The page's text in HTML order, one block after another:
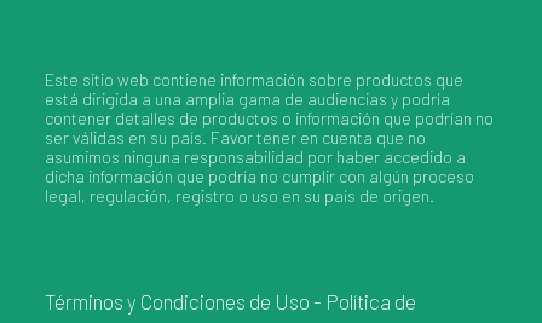
Este sitio web contiene información sobre productos que
está dirigida a una amplia gama de audiencias y podría
contener detalles de productos o información que podrían no
ser válidas en su país. Favor tener en cuenta que no
asumimos ninguna responsabilidad por haber accedido a
dicha información que podría no cumplir con algún proceso
legal, regulación, registro o uso en su país de origen.
Términos y Condiciones de Uso - Política de